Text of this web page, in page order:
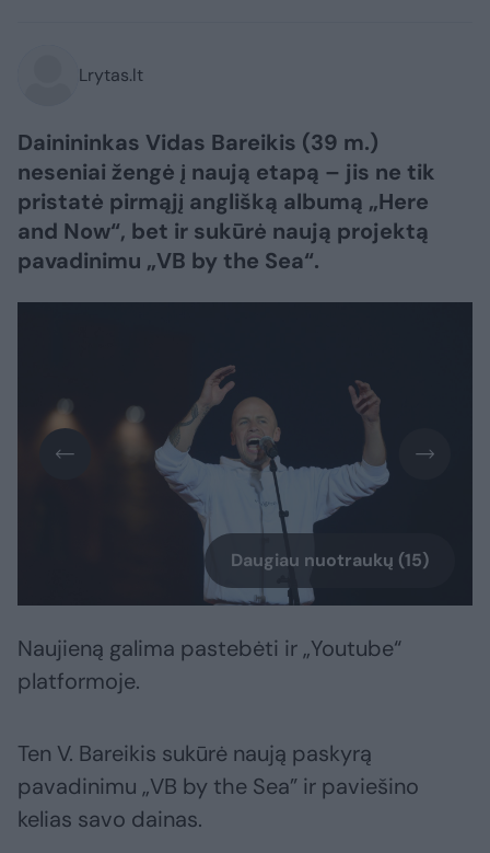
Lrytas.lt
​Dainininkas Vidas Bareikis (39 m.)
neseniai žengė į naują etapą – jis ne tik
pristatė pirmąjį anglišką albumą „Here
and Now“, bet ir sukūrė naują projektą
pavadinimu „VB by the Sea“.
Daugiau nuotraukų (15)
Naujieną galima pastebėti ir „Youtube“
platformoje.
Ten V. Bareikis sukūrė naują paskyrą
pavadinimu „VB by the Sea” ir paviešino
kelias savo dainas.